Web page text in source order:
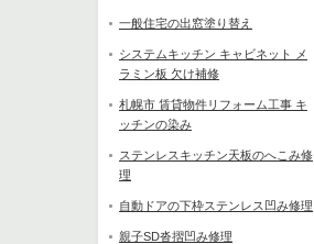
一般住宅の出窓塗り替え
システムキッチン キャビネット メ
ラミン板 欠け補修
札幌市 賃貸物件リフォーム工事 キ
ッチンの染み
ステンレスキッチン天板のへこみ修
理
自動ドアの下枠ステンレス凹み修理
親子SD沓摺凹み修理